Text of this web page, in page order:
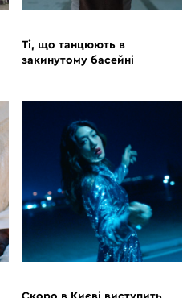
Ті, що танцюють в
закинутому басейні